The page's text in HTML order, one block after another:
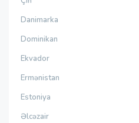
Danimarka
Dominikan
Ekvador
Ermənistan
Estoniya
Əlcəzair